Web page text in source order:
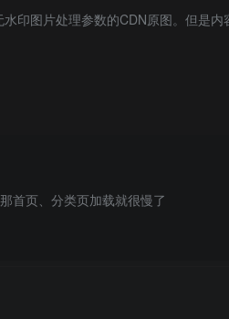
印图片处理参数的CDN原图。但是内
首页、分类页加载就很慢了